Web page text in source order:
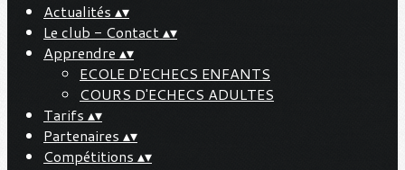
Actualités ▴▾
Le club - Contact▴▾
Apprendre ▴▾
ECOLE D'ECHECS ENFANTS
COURS D'ECHECS ADULTES
Tarifs ▴▾
Partenaires ▴▾
Compétitions ▴▾